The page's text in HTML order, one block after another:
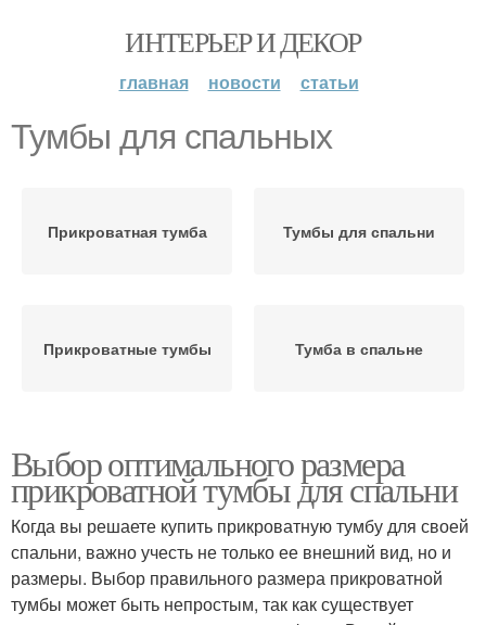
ИНТЕРЬЕР И ДЕКОР
главная новости статьи
Тумбы для спальных
Прикроватная тумба Тумбы для спальни
Прикроватные тумбы Тумба в спальне
Выбор оптимального размера
прикроватной тумбы для спальни
Когда вы решаете купить прикроватную тумбу для своей
спальни, важно учесть не только ее внешний вид, но и
размеры. Выбор правильного размера прикроватной
тумбы может быть непростым, так как существует